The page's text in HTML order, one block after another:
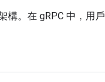
構。在 gRPC 中，